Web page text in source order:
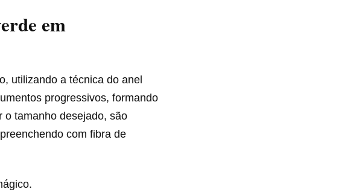
em
utilizando a técnica do anel
progressivos, formando
o tamanho desejado, são
com fibra de